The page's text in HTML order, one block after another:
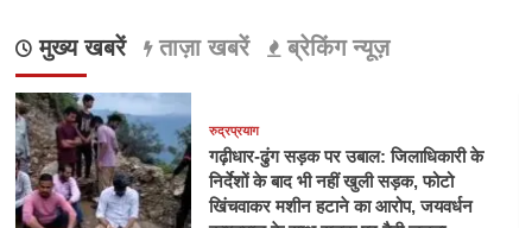
मुख्य खबरें ताज़ा खबरें ब्रेकिंग न्यूज़
रुद्रप्रयाग
गढ़ीधार-ढुंग सड़क पर उबाल: जिलाधिकारी के
निर्देशों के बाद भी नहीं खुली सड़क, फोटो
खिंचवाकर मशीन हटाने का आरोप, जयवर्धन